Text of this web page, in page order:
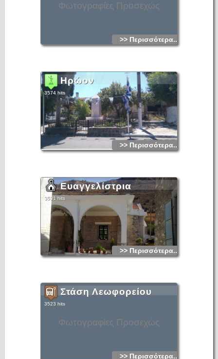
Φωτογραφίες Προσεχώς
>> Περισσότερα...
Ηρώον
3574 hits
>> Περισσότερα...
Ευαγγελίστρια
3531 hits
>> Περισσότερα...
Φωτογραφίες Προσεχώς
Στάση Λεωφορείου
3523 hits
>> Περισσότερα...